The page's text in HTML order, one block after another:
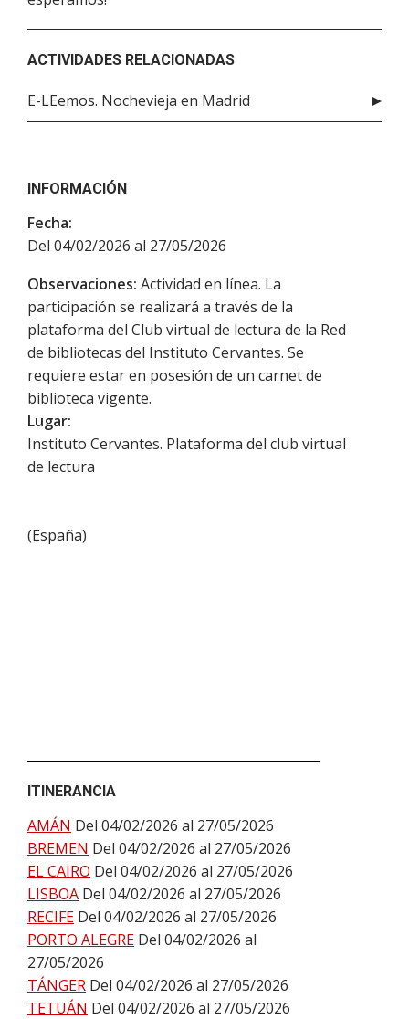
ACTIVIDADES RELACIONADAS
E-LEemos. Nochevieja en Madrid
INFORMACIÓN
Fecha:
Del 04/02/2026 al 27/05/2026
Observaciones: Actividad en línea. La
participación se realizará a través de la
plataforma del Club virtual de lectura de la Red
de bibliotecas del Instituto Cervantes. Se
requiere estar en posesión de un carnet de
biblioteca vigente.
Lugar:
Instituto Cervantes. Plataforma del club virtual
de lectura
(España)
ITINERANCIA
AMÁN Del 04/02/2026 al 27/05/2026
BREMEN Del 04/02/2026 al 27/05/2026
EL CAIRO Del 04/02/2026 al 27/05/2026
LISBOA Del 04/02/2026 al 27/05/2026
RECIFE Del 04/02/2026 al 27/05/2026
PORTO ALEGRE Del 04/02/2026 al
27/05/2026
TÁNGER Del 04/02/2026 al 27/05/2026
TETUÁN Del 04/02/2026 al 27/05/2026